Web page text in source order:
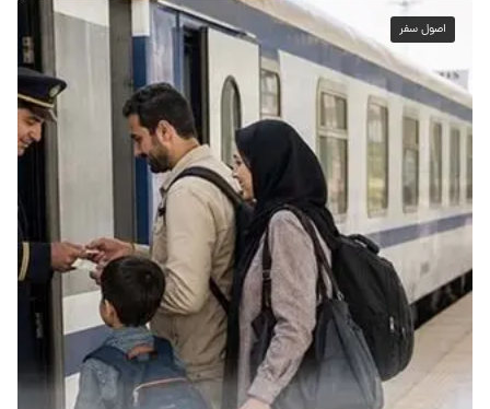
اصول سفر